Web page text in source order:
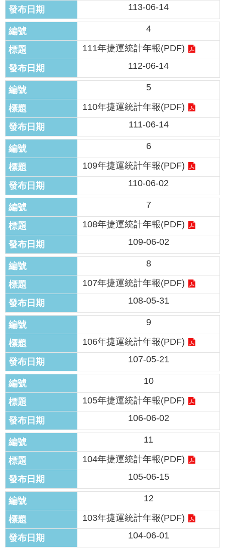
文
關
懷
廉
政
平
臺
捷
影
視
界
網
站
導
覽
回
首
頁
English
陳
情
系
統
常
見
問
答
雙
語
詞
彙
臺
北
通
台
北
服
務
通
113-06-14
4
111年捷運統計年報(PDF)
112-06-14
5
110年捷運統計年報(PDF)
111-06-14
6
109年捷運統計年報(PDF)
110-06-02
7
108年捷運統計年報(PDF)
109-06-02
8
107年捷運統計年報(PDF)
108-05-31
9
106年捷運統計年報(PDF)
107-05-21
10
105年捷運統計年報(PDF)
106-06-02
11
104年捷運統計年報(PDF)
105-06-15
12
103年捷運統計年報(PDF)
104-06-01